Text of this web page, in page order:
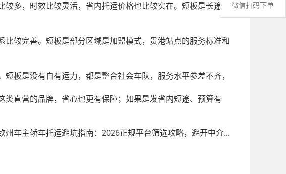
多，时效比较灵活，省内托运价格也比较实在。短板是长途线
较完善。短板是部分区域是加盟模式，贵港站点的服务标准和
板是没有自有运力，都是整合社会车队，服务水平参差不齐，
类直营的品牌，省心也更有保障；如果是发省内短途、预算有
州车主轿车托运避坑指南：2026正规平台筛选攻略，避开中介...
微信扫码下单